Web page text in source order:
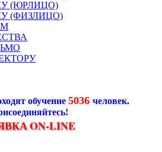
(ЮРЛИЦО)
(ФИЗЛИЦО)
обучение 5036 человек.
ON-LINE